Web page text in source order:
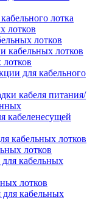
лотка
лотков
лотков
кабельных лотков
для кабельного
кабеля питания/
кабеленесущей
кабельных лотков
лотков
кабельных
лотков
для кабельных